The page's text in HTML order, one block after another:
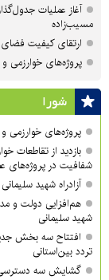
آغاز عملیات
مسیب‌زاده
ارتقای کیفیت
پروژه‌های خوارزمی و
شورا
پروژه‌های خوارزمی
بازدید از تقاطعات
شفافیت در پروژه‌های
آزادراه شهید
هم‌افزایی دولت و
شهید سلیمانی
افتتاح سه بخش
تردد بین‌استانی
گشایش سه دسترسی